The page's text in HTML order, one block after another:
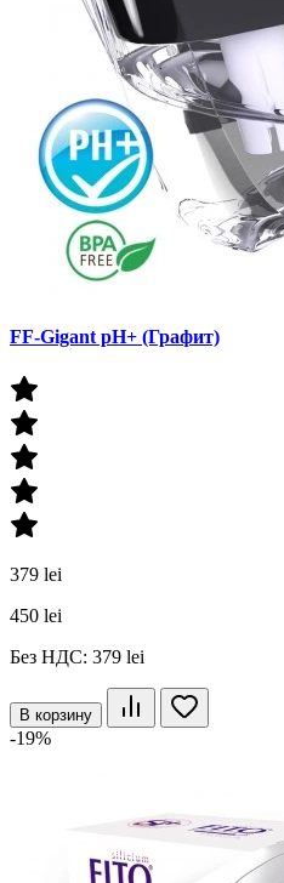
FF-Gigant pH+ (Графит)
379 lei
450 lei
Без НДС: 379 lei
В корзину
-19%